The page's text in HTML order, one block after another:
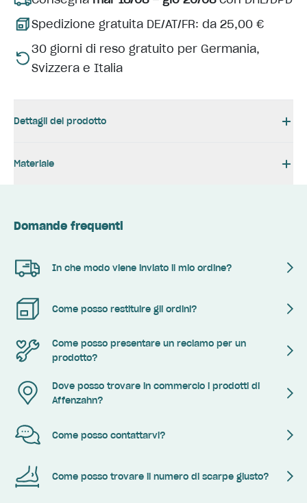
Spedizione gratuita DE/AT/FR: da 25,00 €
30 giorni di reso gratuito per Germania,
Svizzera e Italia
Dettagli del prodotto
Materiale
Domande frequenti
In che modo viene inviato il mio ordine?
Come posso restituire gli ordini?
Come posso presentare un reclamo per un
prodotto?
Dove posso trovare in commercio i prodotti di
Affenzahn?
Come posso contattarvi?
Come posso trovare il numero di scarpe giusto?